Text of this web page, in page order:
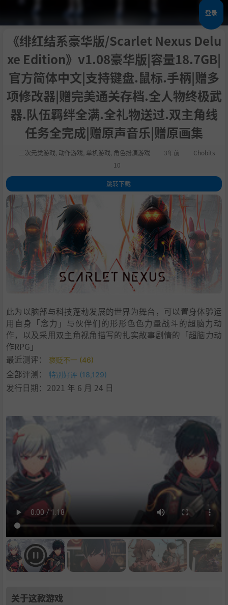
登录
《绯红结系豪华版/Scarlet Nexus Delu
xe Edition》v1.08豪华版|容量18.7GB|
官方简体中文|支持键盘.鼠标.手柄|赠多
项修改器|赠完美通关存档.全人物终极武
器.队伍羁绊全满.全礼物送过.双主角线
任务全完成|赠原声音乐|赠原画集
二次元类游戏 动作游戏 单机游戏 角色扮演游戏 3年前
Chobits
10
跳转下载
1
关于这款游戏
系统需求
支持作者
4 . 其他备注
5 . 学习版下载
此为以脑部与科技蓬勃发展的世界为舞台，可以置身体验运
用自身「念力」与伙伴们的形形色色力量战斗的超脑力动
作，以及采用双主角视角描写的扎实故事剧情的「超脑力动
作RPG」
最近测评：
褒贬不一 (46)
全部评测： 特别好评 (18,129)
发行日期：2021 年 6 月 24 日
关于这款游戏